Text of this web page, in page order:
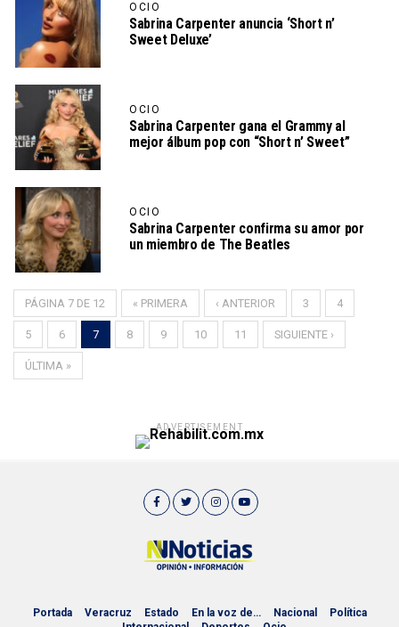
OCIO
Sabrina Carpenter anuncia ‘Short n’
Sweet Deluxe’
OCIO
Sabrina Carpenter gana el Grammy al
mejor álbum pop con “Short n’ Sweet”
OCIO
Sabrina Carpenter confirma su amor por
un miembro de The Beatles
PÁGINA 7 DE 12 « PRIMERA ‹ ANTERIOR 3 4
5 6 7 8 9 10 11 SIGUIENTE ›
ÚLTIMA »
ADVERTISEMENT
Portada Veracruz Estado En la voz de… Nacional
Política